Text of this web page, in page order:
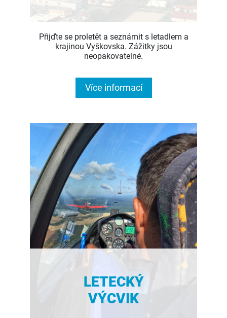
Přijďte se proletět a seznámit s letadlem a
krajinou Vyškovska. Zážitky jsou
neopakovatelné.
Více informací
LETECKÝ
VÝCVIK